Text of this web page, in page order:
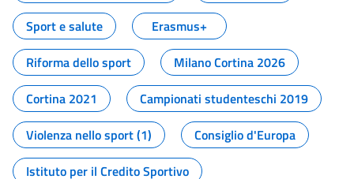
Sport e salute
Erasmus+
Riforma dello sport
Milano Cortina 2026
Cortina 2021
Campionati studenteschi 2019
Violenza nello sport (1)
Consiglio d'Europa
Istituto per il Credito Sportivo